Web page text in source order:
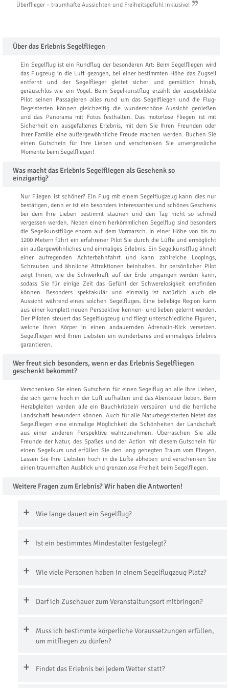
Überflieger – traumhafte Aussichten und Freiheitsgefühl inklusive!
Über das Erlebnis Segelfliegen
Ein Segelflug ist ein Rundflug der besonderen Art: Beim Segelfliegen wird
das Flugzeug in die Luft gezogen, bei einer bestimmten Höhe das Zugseil
entfernt und der Segelflieger gleitet sicher und gemütlich hinab,
geräuschlos wie ein Vogel. Beim Segelkunstflug erzählt der ausgebildete
Pilot seinen Passagieren alles rund um das Segelfliegen und die Flug-
Begeisterten können gleichzeitig die wunderschöne Aussicht genießen
und das Panorama mit Fotos festhalten. Das motorlose Fliegen ist mit
Sicherheit ein ausgefallenes Erlebnis, mit dem Sie Ihren Freunden oder
Ihrer Familie eine außergewöhnliche Freude machen werden. Buchen Sie
einen Gutschein für Ihre Lieben und verschenken Sie unvergessliche
Momente beim Segelfliegen!
Was macht das Erlebnis Segelfliegen als Geschenk so
einzigartig?
Nur Fliegen ist schöner? Ein Flug mit einem Segelflugzeug kann dies nur
bestätigen, denn er ist ein besonders interessantes und schönes Geschenk
bei dem Ihre Lieben bestimmt staunen und den Tag nicht so schnell
vergessen werden. Neben einem herkömmlichen Segelflug sind besonders
die Segelkunstflüge enorm auf dem Vormarsch. In einer Höhe von bis zu
1200 Metern führt ein erfahrener Pilot Sie durch die Lüfte und ermöglicht
ein außergewöhnliches und einmaliges Erlebnis. Ein Segelkunstflug ähnelt
einer aufregenden Achterbahnfahrt und kann zahlreiche Loopings,
Schrauben und ähnliche Attraktionen beinhalten. Ihr persönlicher Pilot
zeigt Ihnen, wie die Schwerkraft auf der Erde umgangen werden kann,
sodass Sie für einige Zeit das Gefühl der Schwerelosigkeit empfinden
können. Besonders spektakulär und einmalig ist natürlich auch die
Aussicht während eines solchen Segelfluges. Eine beliebige Region kann
aus einer komplett neuen Perspektive kennen- und lieben gelernt werden.
Der Piloten steuert das Segelflugzeug und fliegt unterschiedliche Figuren,
welche Ihren Körper in einen andauernden Adrenalin-Kick versetzen.
Segelfliegen wird Ihren Liebsten ein wunderbares und einmaliges Erlebnis
garantieren.
Wer freut sich besonders, wenn er das Erlebnis Segelfliegen
geschenkt bekommt?
Verschenken Sie einen Gutschein für einen Segelflug an alle Ihre Lieben,
die sich gerne hoch in der Luft aufhalten und das Abenteuer lieben. Beim
Herabgleiten werden alle ein Bauchkribbeln verspüren und die herrliche
Landschaft bewundern können. Auch für alle Naturbegeisterten bietet das
Segelfliegen eine einmalige Möglichkeit die Schönheiten der Landschaft
aus einer anderen Perspektive wahrzunehmen. Überraschen Sie alle
Freunde der Natur, des Spaßes und der Action mit diesem Gutschein für
einen Segelkurs und erfüllen Sie den lang gehegten Traum vom Fliegen.
Lassen Sie Ihre Liebsten hoch in die Lüfte abheben und verschenken Sie
einen traumhaften Ausblick und grenzenlose Freiheit beim Segelfliegen.
Weitere Fragen zum Erlebnis? Wir haben die Antworten!
Wie lange dauert ein Segelflug?
Ist ein bestimmtes Mindestalter festgelegt?
Wie viele Personen haben in einem Segelflugzeug Platz?
Darf ich Zuschauer zum Veranstaltungsort mitbringen?
Muss ich bestimmte körperliche Voraussetzungen erfüllen,
um mitfliegen zu dürfen?
Findet das Erlebnis bei jedem Wetter statt?